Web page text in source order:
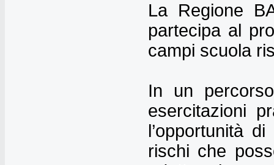
La Regione
partecipa al
campi scuola
In un
esercitazioni
l’opportunità
rischi che